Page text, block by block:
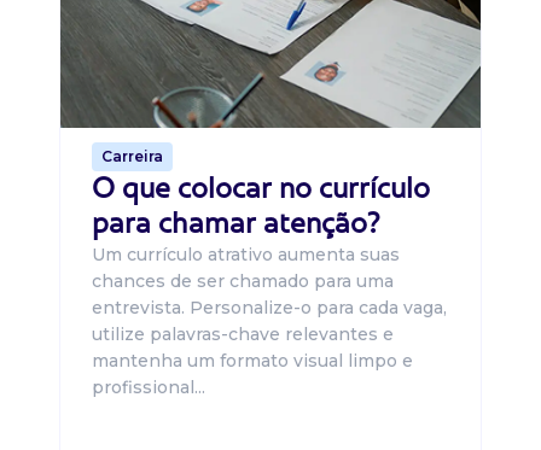
Carreira
O que colocar no currículo
para chamar atenção?
Um currículo atrativo aumenta suas
chances de ser chamado para uma
entrevista. Personalize-o para cada vaga,
utilize palavras-chave relevantes e
mantenha um formato visual limpo e
profissional...